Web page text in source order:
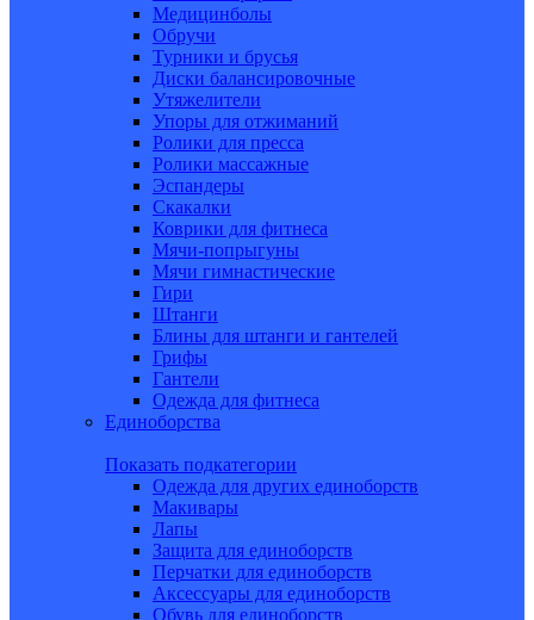
Медицинболы
Обручи
Турники и брусья
Диски балансировочные
Утяжелители
Упоры для отжиманий
Ролики для пресса
Ролики массажные
Эспандеры
Скакалки
Коврики для фитнеса
Мячи-попрыгуны
Мячи гимнастические
Гири
Штанги
Блины для штанги и гантелей
Грифы
Гантели
Одежда для фитнеса
Единоборства
Показать подкатегории
Одежда для других единоборств
Макивары
Лапы
Защита для единоборств
Перчатки для единоборств
Аксессуары для единоборств
Обувь для единоборств